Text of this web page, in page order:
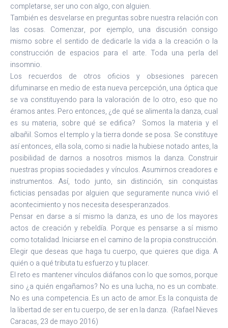
completarse, ser uno con algo, con alguien.
También es desvelarse en preguntas sobre nuestra relación con
las cosas. Comenzar, por ejemplo, una discusión consigo
mismo sobre el sentido de dedicarle la vida a la creación o la
construcción de espacios para el arte. Toda una perla del
insomnio.
Los recuerdos de otros oficios y obsesiones parecen
difuminarse en medio de esta nueva percepción, una óptica que
se va constituyendo para la valoración de lo otro, eso que no
éramos antes. Pero entonces, ¿de qué se alimenta la danza, cual
es su materia, sobre qué se edifica? Somos la materia y el
albañil. Somos el templo y la tierra donde se posa. Se constituye
así entonces, ella sola, como si nadie la hubiese notado antes, la
posibilidad de darnos a nosotros mismos la danza. Construir
nuestras propias sociedades y vínculos. Asumirnos creadores e
instrumentos. Así, todo junto, sin distinción, sin conquistas
ficticias pensadas por alguien que seguramente nunca vivió el
acontecimiento y nos necesita desesperanzados.
Pensar en darse a sí mismo la danza, es uno de los mayores
actos de creación y rebeldía. Porque es pensarse a sí mismo
como totalidad. Iniciarse en el camino de la propia construcción.
Elegir que deseas que haga tu cuerpo, que quieres que diga. A
quién o a qué tributa tu esfuerzo y tu placer.
El reto es mantener vínculos diáfanos con lo que somos, porque
sino ¿a quién engañamos? No es una lucha, no es un combate.
No es una competencia. Es un acto de amor. Es la conquista de
la libertad de ser en tu cuerpo, de ser en la danza. (Rafael Nieves
Caracas, 23 de mayo 2016)